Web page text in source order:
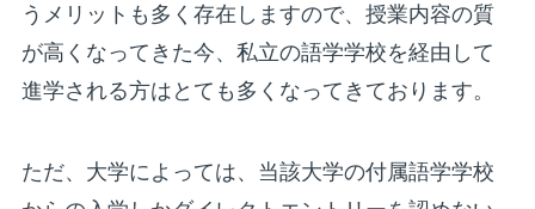
うメリットも多く存在しますので、授業内容の質
が高くなってきた今、私立の語学学校を経由して
進学される方はとても多くなってきております。
ただ、大学によっては、当該大学の付属語学学校